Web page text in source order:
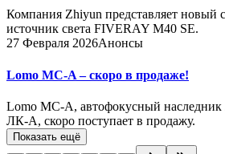
Компания Zhiyun представляет новый
источник света FIVERAY M40 SE.
27 Февраля 2026Анонсы
Lomo MC-A – скоро в продаже!
Lomo MC-A, автофокусный наследник
ЛК-А, скоро поступает в продажу.
Показать ещё